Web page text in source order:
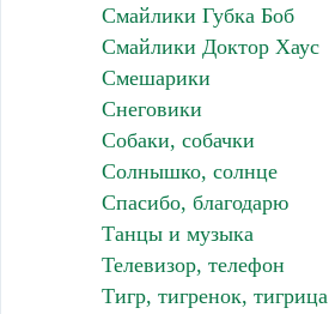
Смайлики Губка Боб
Смайлики Доктор Хаус
Смешарики
Снеговики
Собаки, собачки
Солнышко, солнце
Спасибо, благодарю
Танцы и музыка
Телевизор, телефон
Тигр, тигренок, тигрица